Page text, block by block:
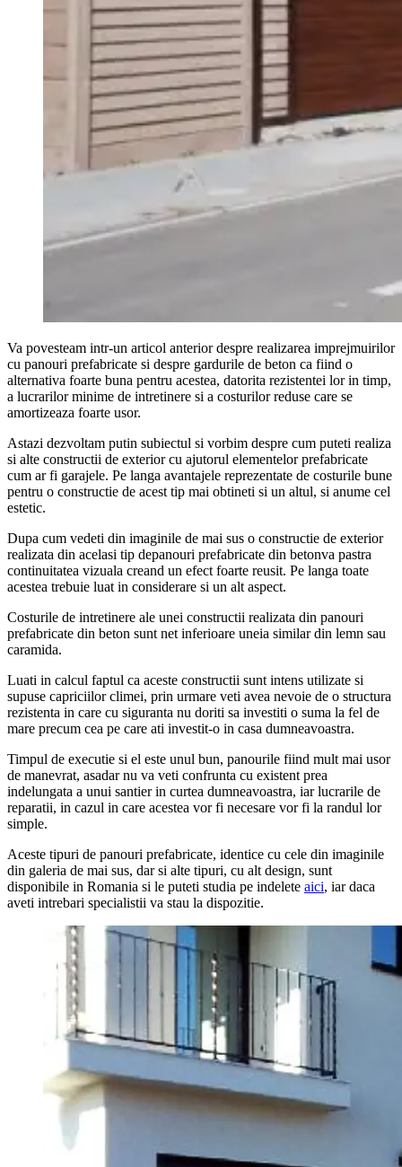
Va povesteam intr-un articol anterior despre realizarea imprejmuirilor
cu panouri prefabricate si despre gardurile de beton ca fiind o
alternativa foarte buna pentru acestea, datorita rezistentei lor in timp,
a lucrarilor minime de intretinere si a costurilor reduse care se
amortizeaza foarte usor.
Astazi dezvoltam putin subiectul si vorbim despre cum puteti realiza
si alte constructii de exterior cu ajutorul elementelor prefabricate
cum ar fi garajele. Pe langa avantajele reprezentate de costurile bune
pentru o constructie de acest tip mai obtineti si un altul, si anume cel
estetic.
Dupa cum vedeti din imaginile de mai sus o constructie de exterior
realizata din acelasi tip depanouri prefabricate din betonva pastra
continuitatea vizuala creand un efect foarte reusit. Pe langa toate
acestea trebuie luat in considerare si un alt aspect.
Costurile de intretinere ale unei constructii realizata din panouri
prefabricate din beton sunt net inferioare uneia similar din lemn sau
caramida.
Luati in calcul faptul ca aceste constructii sunt intens utilizate si
supuse capriciilor climei, prin urmare veti avea nevoie de o structura
rezistenta in care cu siguranta nu doriti sa investiti o suma la fel de
mare precum cea pe care ati investit-o in casa dumneavoastra.
Timpul de executie si el este unul bun, panourile fiind mult mai usor
de manevrat, asadar nu va veti confrunta cu existent prea
indelungata a unui santier in curtea dumneavoastra, iar lucrarile de
reparatii, in cazul in care acestea vor fi necesare vor fi la randul lor
simple.
Aceste tipuri de panouri prefabricate, identice cu cele din imaginile
din galeria de mai sus, dar si alte tipuri, cu alt design, sunt
disponibile in Romania si le puteti studia pe indelete aici, iar daca
aveti intrebari specialistii va stau la dispozitie.